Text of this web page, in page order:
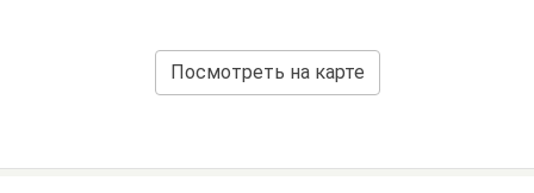
Посмотреть на карте